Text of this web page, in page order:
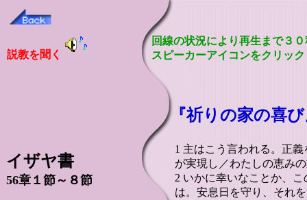
イザヤ書
56章１節～８節
1 主はこう言われる。正
が実現し／わたしの恵み
2 いかに幸いなことか、
は。安息日を守り、それ
説教を聞く
『祈りの家の喜
回線の状況により再生まで３
スピーカーアイコンをクリッ